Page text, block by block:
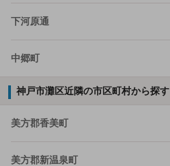
下河原通
中郷町
神戸市灘区近隣の市区町村から探す
美方郡香美町
美方郡新温泉町